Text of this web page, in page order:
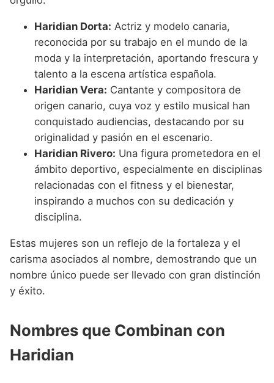
Haridian Dorta: Actriz y modelo canaria,
reconocida por su trabajo en el mundo de la
moda y la interpretación, aportando frescura y
talento a la escena artística española.
Haridian Vera: Cantante y compositora de
origen canario, cuya voz y estilo musical han
conquistado audiencias, destacando por su
originalidad y pasión en el escenario.
Haridian Rivero: Una figura prometedora en el
ámbito deportivo, especialmente en disciplinas
relacionadas con el fitness y el bienestar,
inspirando a muchos con su dedicación y
disciplina.
Estas mujeres son un reflejo de la fortaleza y el
carisma asociados al nombre, demostrando que un
nombre único puede ser llevado con gran distinción
y éxito.
Nombres que Combinan con
Haridian